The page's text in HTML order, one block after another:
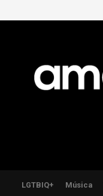
LGTBIQ+ Música